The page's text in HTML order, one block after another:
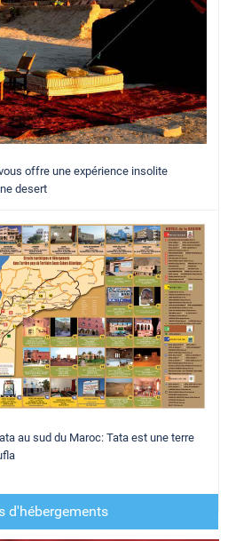
offre une expérience insolite
desert
au sud du Maroc: Tata est une terre
d'hébergements